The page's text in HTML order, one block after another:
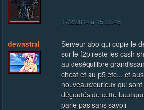
17/2/2014 à 15:08:46
dewastral
Serveur abo qui copie le
sur le f2p reste les cash
au déséquilibre
cheat et au p5 etc... et
nouveaux/curieux qui
dégoutés de cette
parle pas sans savoir